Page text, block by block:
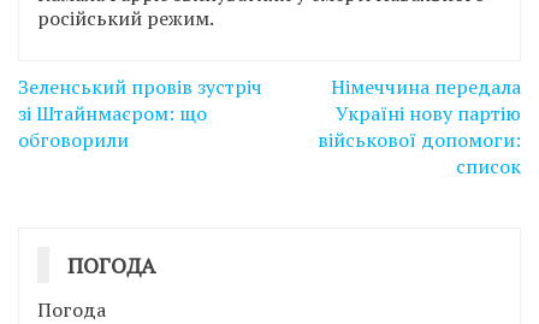
російський режим.
Навігація
записів
Зеленський провів зустріч
зі Штайнмаєром: що
обговорили
Німеччина передала
Україні нову партію
військової допомоги:
список
ПОГОДА
Погода